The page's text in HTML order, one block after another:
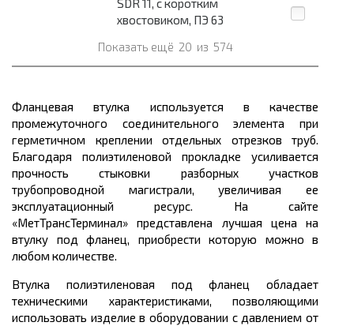
SDR 11, с коротким
хвостовиком, ПЭ 63
Показать ещё 20 из 574
Фланцевая втулка используется в качестве
промежуточного соединительного элемента при
герметичном креплении отдельных отрезков труб.
Благодаря полиэтиленовой прокладке усиливается
прочность стыковки разборных участков
трубопроводной магистрали, увеличивая ее
эксплуатационный ресурс. На сайте
«МетТрансТерминал» представлена лучшая цена на
втулку под фланец, приобрести которую можно в
любом количестве.
Втулка полиэтиленовая под фланец обладает
техническими характеристиками, позволяющими
использовать изделие в оборудовании с давлением от